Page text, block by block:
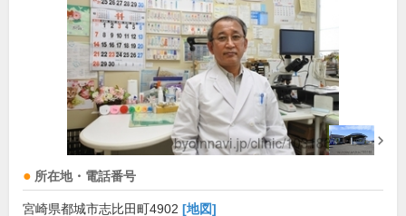
所在地・電話番号
宮崎県都城市志比田町4902 [地図]